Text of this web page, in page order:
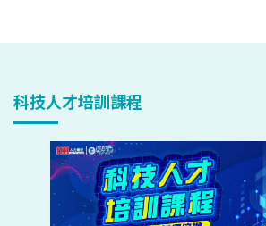
科技人才培訓課程